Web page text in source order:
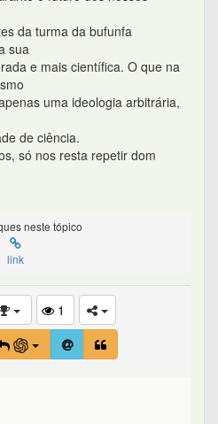
da turma da bufunfa
sua
e mais científica. O que na
uma ideologia arbitrária,
de ciência.
só nos resta repetir dom
neste tópico
link
1